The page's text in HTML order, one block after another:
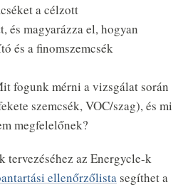
a célzott
és magyarázza el, hogyan
és a finomszemcsék
fogunk mérni a vizsgálat során
szemcsék, VOC/szag), és mi
megfelelőnek?
tervezéséhez az Energycle-k
ellenőrzőlistasegíthet a